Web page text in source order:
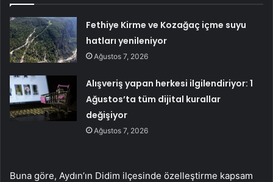
Fethiye Kirme ve Kozağaç içme suyu
hatları yenileniyor
Ağustos 7, 2026
Alışveriş yapan herkesi ilgilendiriyor: 1
Ağustos’ta tüm dijital kurallar
değişiyor
Ağustos 7, 2026
Buna göre, Aydın’ın Didim ilçesinde özelleştirme kapsam